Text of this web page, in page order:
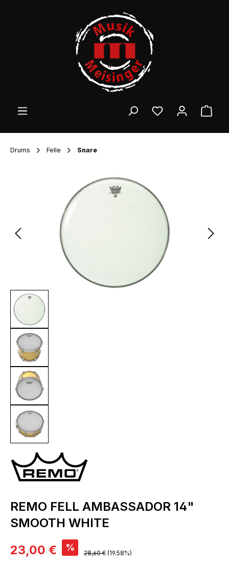
Drums Felle Snare
Bildergalerie überspringen
REMO FELL AMBASSADOR 14"
SMOOTH WHITE
Verkaufspreis:
23,00 € % Regulärer Preis:
28,60 € (19.58%)